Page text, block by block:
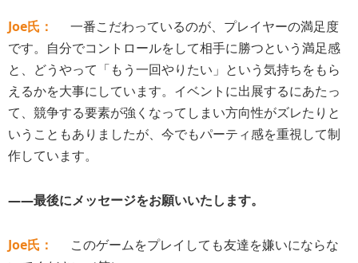
Joe氏：
一番こだわっているのが、プレイヤーの満足度
です。自分でコントロールをして相手に勝つという満足感
と、どうやって「もう一回やりたい」という気持ちをもら
えるかを大事にしています。イベントに出展するにあたっ
て、競争する要素が強くなってしまい方向性がズレたりと
いうこともありましたが、今でもパーティ感を重視して制
作しています。
――最後にメッセージをお願いいたします。
Joe氏：
このゲームをプレイしても友達を嫌いにならな